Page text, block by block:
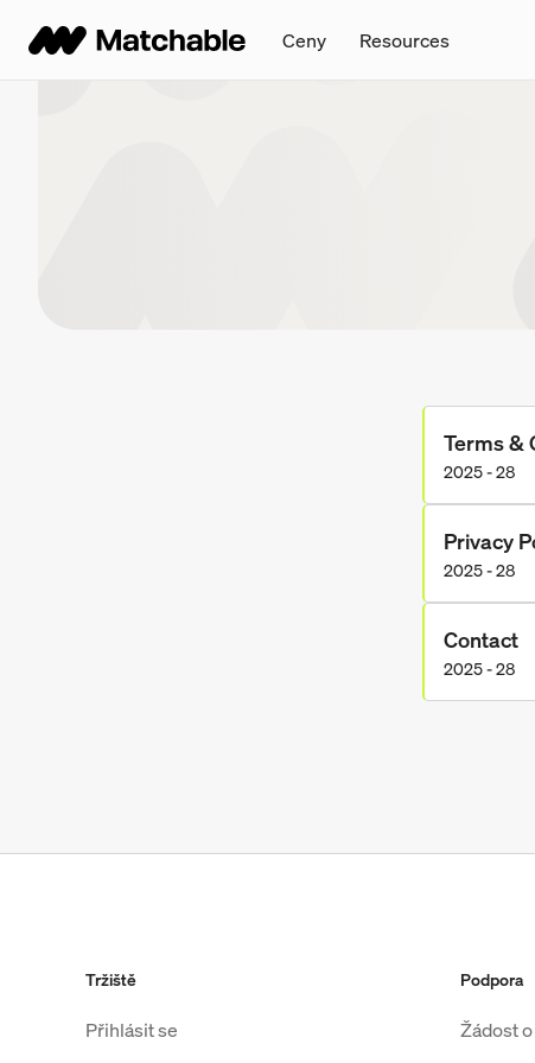
Ceny Resources
Terms &
2025 - 28
Privacy
2025 - 28
Contact
2025 - 28
Tržiště
Přihlásit se
Podpora
Žádost